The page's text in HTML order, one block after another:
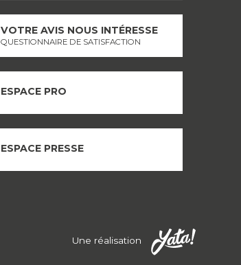
VOTRE AVIS NOUS INTÉRESSE
QUESTIONNAIRE DE SATISFACTION
ESPACE PRO
ESPACE PRESSE
Une réalisation